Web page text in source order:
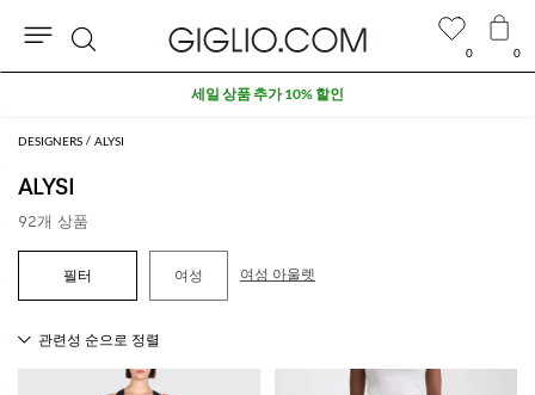
DESIGNERS ALYSI
ALYSI
92개 상품
여성 여성 아울렛
0 0
검